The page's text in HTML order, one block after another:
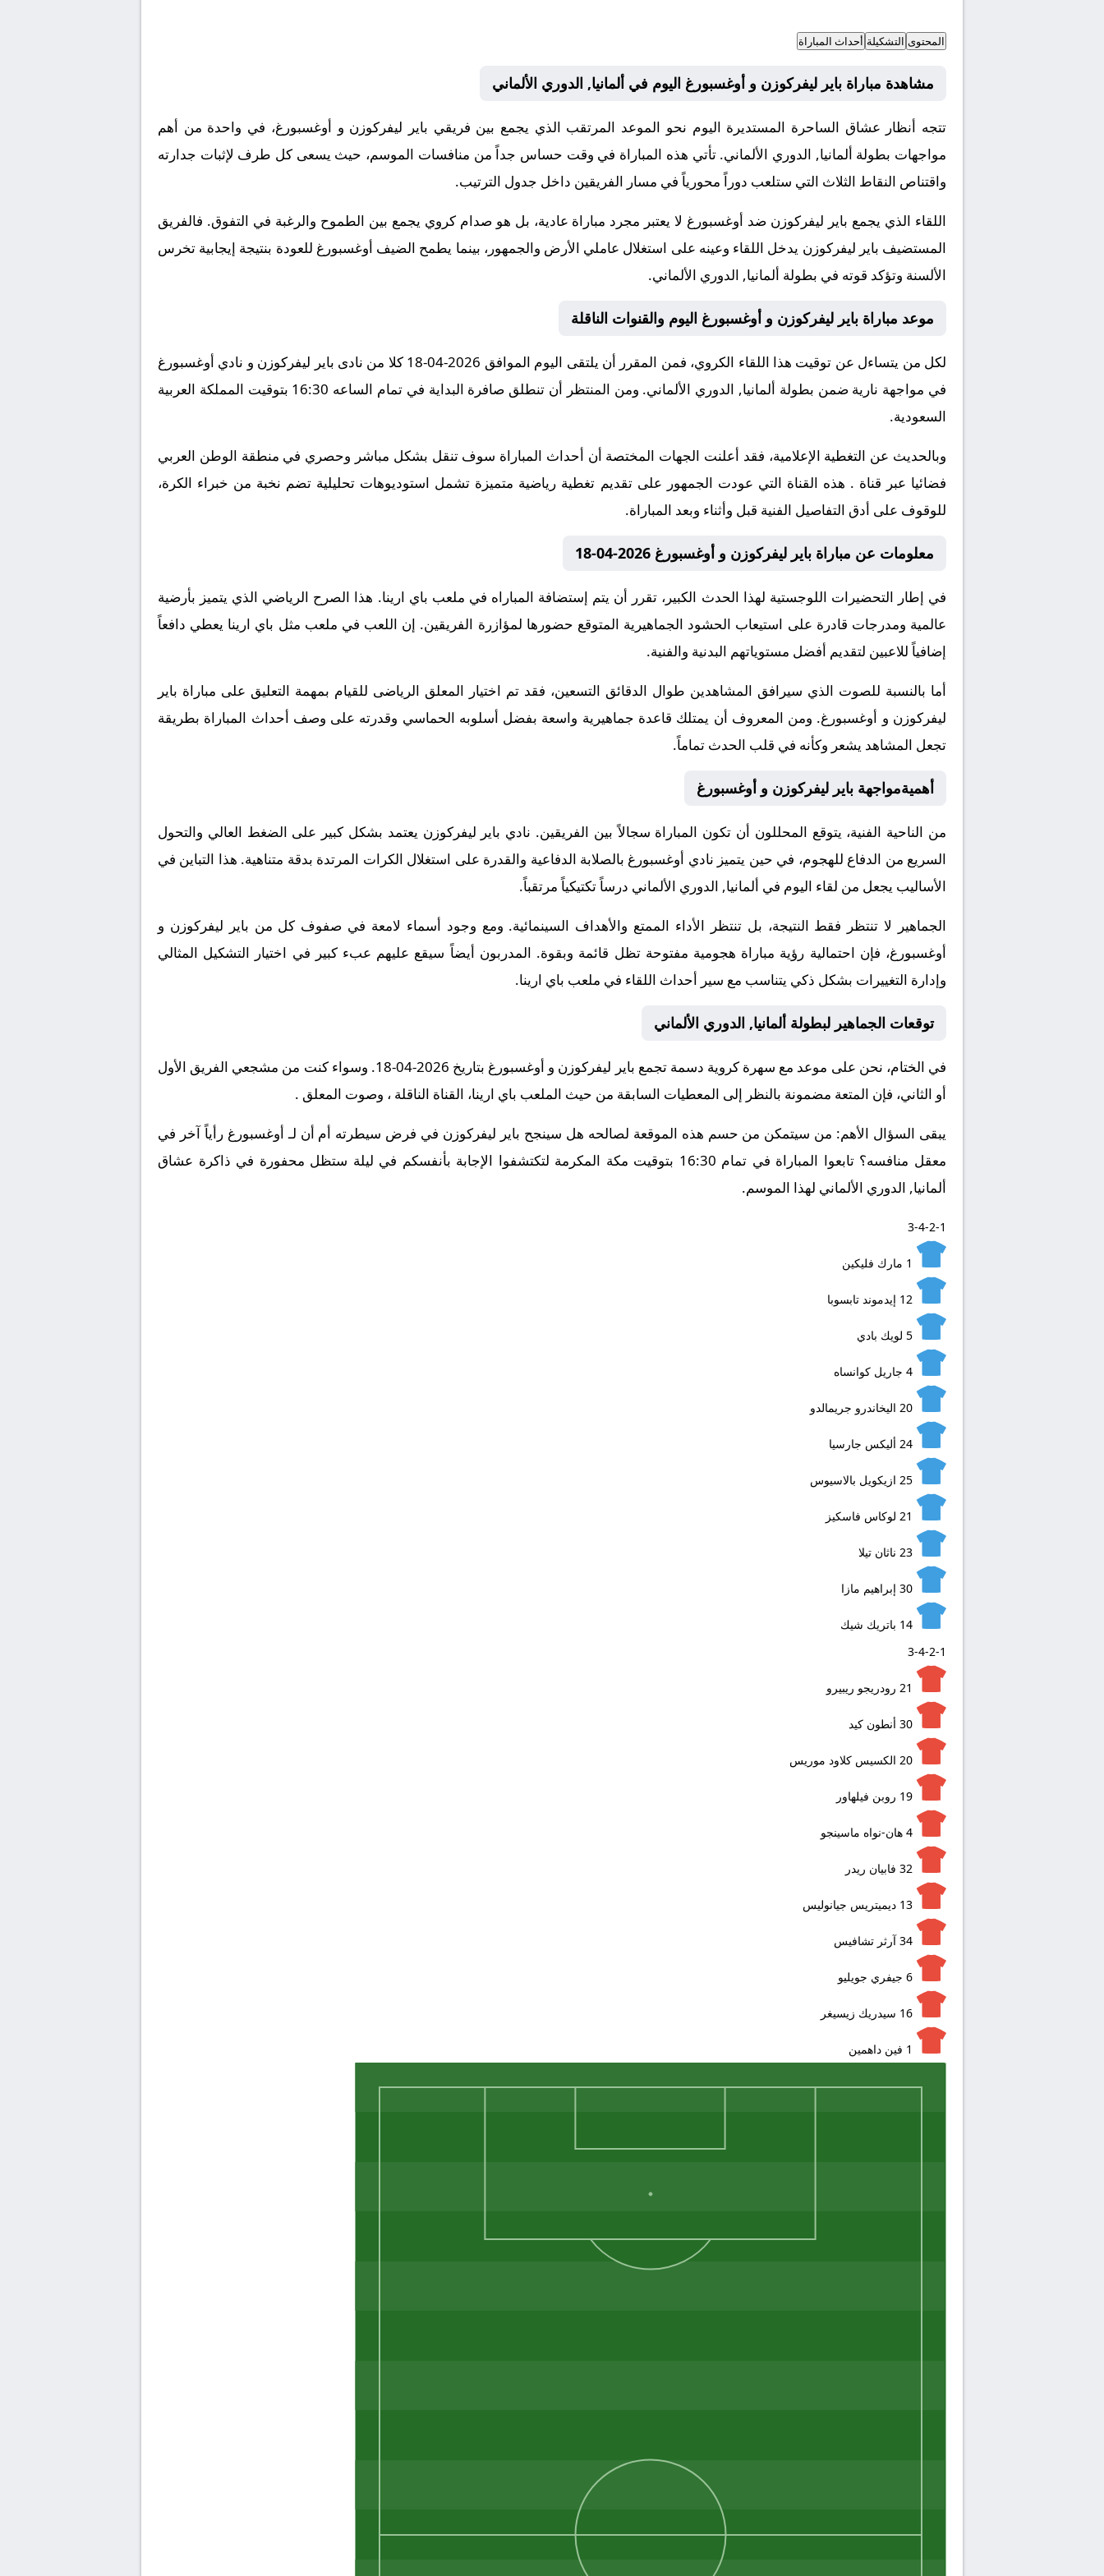
المحتوى التشكيلة أحداث المباراة
مشاهدة مباراة باير ليفركوزن و أوغسبورغ اليوم في ألمانيا, الدوري الألماني
تتجه أنظار عشاق الساحرة المستديرة اليوم نحو الموعد المرتقب الذي يجمع بين فريقي باير ليفركوزن و أوغسبورغ، في واحدة من أهم
مواجهات بطولة ألمانيا, الدوري الألماني. تأتي هذه المباراة في وقت حساس جداً من منافسات الموسم، حيث يسعى كل طرف لإثبات جدارته
واقتناص النقاط الثلاث التي ستلعب دوراً محورياً في مسار الفريقين داخل جدول الترتيب.
اللقاء الذي يجمع باير ليفركوزن ضد أوغسبورغ لا يعتبر مجرد مباراة عادية، بل هو صدام كروي يجمع بين الطموح والرغبة في التفوق. فالفريق
المستضيف باير ليفركوزن يدخل اللقاء وعينه على استغلال عاملي الأرض والجمهور، بينما يطمح الضيف أوغسبورغ للعودة بنتيجة إيجابية تخرس
الألسنة وتؤكد قوته في بطولة ألمانيا, الدوري الألماني.
موعد مباراة باير ليفركوزن و أوغسبورغ اليوم والقنوات الناقلة
لكل من يتساءل عن توقيت هذا اللقاء الكروي، فمن المقرر أن يلتقى اليوم الموافق 2026-04-18 كلا من نادى باير ليفركوزن و نادي أوغسبورغ
في مواجهة نارية ضمن بطولة ألمانيا, الدوري الألماني. ومن المنتظر أن تنطلق صافرة البداية في تمام الساعه 16:30 بتوقيت المملكة العربية
السعودية.
وبالحديث عن التغطية الإعلامية، فقد أعلنت الجهات المختصة أن أحداث المباراة سوف تنقل بشكل مباشر وحصري في منطقة الوطن العربي
فضائيا عبر قناة . هذه القناة التي عودت الجمهور على تقديم تغطية رياضية متميزة تشمل استوديوهات تحليلية تضم نخبة من خبراء الكرة،
للوقوف على أدق التفاصيل الفنية قبل وأثناء وبعد المباراة.
معلومات عن مباراة باير ليفركوزن و أوغسبورغ 2026-04-18
في إطار التحضيرات اللوجستية لهذا الحدث الكبير، تقرر أن يتم إستضافة المباراه في ملعب باي ارينا. هذا الصرح الرياضي الذي يتميز بأرضية
عالمية ومدرجات قادرة على استيعاب الحشود الجماهيرية المتوقع حضورها لمؤازرة الفريقين. إن اللعب في ملعب مثل باي ارينا يعطي دافعاً
إضافياً للاعبين لتقديم أفضل مستوياتهم البدنية والفنية.
أما بالنسبة للصوت الذي سيرافق المشاهدين طوال الدقائق التسعين، فقد تم اختيار المعلق الرياضى للقيام بمهمة التعليق على مباراة باير
ليفركوزن و أوغسبورغ. ومن المعروف أن يمتلك قاعدة جماهيرية واسعة بفضل أسلوبه الحماسي وقدرته على وصف أحداث المباراة بطريقة
تجعل المشاهد يشعر وكأنه في قلب الحدث تماماً.
أهميةمواجهة باير ليفركوزن و أوغسبورغ
من الناحية الفنية، يتوقع المحللون أن تكون المباراة سجالاً بين الفريقين. نادي باير ليفركوزن يعتمد بشكل كبير على الضغط العالي والتحول
السريع من الدفاع للهجوم، في حين يتميز نادي أوغسبورغ بالصلابة الدفاعية والقدرة على استغلال الكرات المرتدة بدقة متناهية. هذا التباين في
الأساليب يجعل من لقاء اليوم في ألمانيا, الدوري الألماني درساً تكتيكياً مرتقباً.
الجماهير لا تنتظر فقط النتيجة، بل تنتظر الأداء الممتع والأهداف السينمائية. ومع وجود أسماء لامعة في صفوف كل من باير ليفركوزن و
أوغسبورغ، فإن احتمالية رؤية مباراة هجومية مفتوحة تظل قائمة وبقوة. المدربون أيضاً سيقع عليهم عبء كبير في اختيار التشكيل المثالي
وإدارة التغييرات بشكل ذكي يتناسب مع سير أحداث اللقاء في ملعب باي ارينا.
توقعات الجماهير لبطولة ألمانيا, الدوري الألماني
في الختام، نحن على موعد مع سهرة كروية دسمة تجمع باير ليفركوزن و أوغسبورغ بتاريخ 2026-04-18. وسواء كنت من مشجعي الفريق الأول
أو الثاني، فإن المتعة مضمونة بالنظر إلى المعطيات السابقة من حيث الملعب باي ارينا، القناة الناقلة ، وصوت المعلق .
يبقى السؤال الأهم: من سيتمكن من حسم هذه الموقعة لصالحه هل سينجح باير ليفركوزن في فرض سيطرته أم أن لـ أوغسبورغ رأياً آخر في
معقل منافسه؟ تابعوا المباراة في تمام 16:30 بتوقيت مكة المكرمة لتكتشفوا الإجابة بأنفسكم في ليلة ستظل محفورة في ذاكرة عشاق
ألمانيا, الدوري الألماني لهذا الموسم.
3-4-2-1
1 مارك فليكين
12 إيدموند تابسوبا
5 لويك بادي
4 جاريل كوانساه
20 اليخاندرو جريمالدو
24 أليكس جارسيا
25 ازيكويل بالاسيوس
21 لوكاس فاسكيز
23 ناثان تيلا
30 إبراهيم مازا
14 باتريك شيك
3-4-2-1
21 رودريجو ريبيرو
30 أنطون كيد
20 الكسيس كلاود موريس
19 روبن فيلهاور
4 هان-نواه ماسينجو
32 فابيان ريدر
13 ديميتريس جيانوليس
34 آرثر تشافيس
6 جيفري جويليو
16 سيدريك زيسيغر
1 فين داهمين